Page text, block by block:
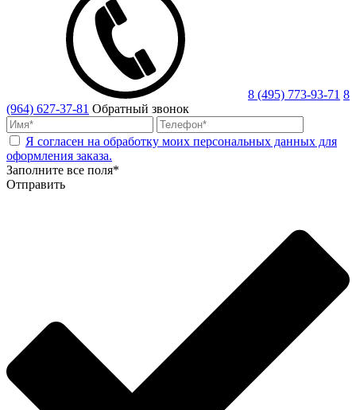
8 (495) 773-93-71 8
(964) 627-37-81 Обратный звонок
Я согласен на обработку моих персональных данных для
оформления заказа.
Заполните все поля*
Отправить